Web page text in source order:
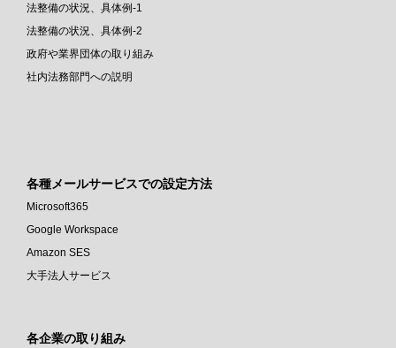
法整備の状況、具体例-1
法整備の状況、具体例-2
政府や業界団体の取り組み
社内法務部門への説明
各種メールサービスでの設定方法
Microsoft365
Google Workspace
Amazon SES
大手法人サービス
各企業の取り組み